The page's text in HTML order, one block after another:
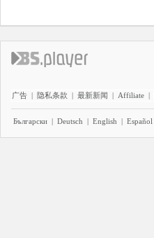
广告 | 隐私条款 | 最新新闻 | Affiliate |
Български | Deutsch | English | Español